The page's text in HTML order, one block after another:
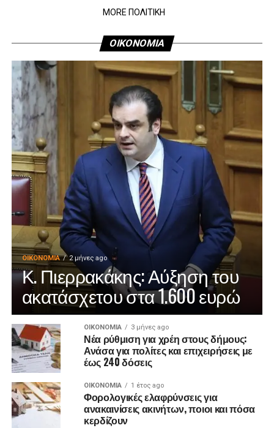
MORE ΠΟΛΙΤΙΚΗ
ΟΙΚΟΝΟΜΙΑ
ΟΙΚΟΝΟΜΊΑ 2 μήνες ago
Κ. Πιερρακάκης: Αύξηση του
ακατάσχετου στα 1.600 ευρώ
ΟΙΚΟΝΟΜΊΑ 3 μήνες ago
Νέα ρύθμιση για χρέη στους δήμους:
Ανάσα για πολίτες και επιχειρήσεις με
έως 240 δόσεις
ΟΙΚΟΝΟΜΊΑ 1 έτος ago
Φορολογικές ελαφρύνσεις για
ανακαινίσεις ακινήτων, ποιοι και πόσα
κερδίζουν